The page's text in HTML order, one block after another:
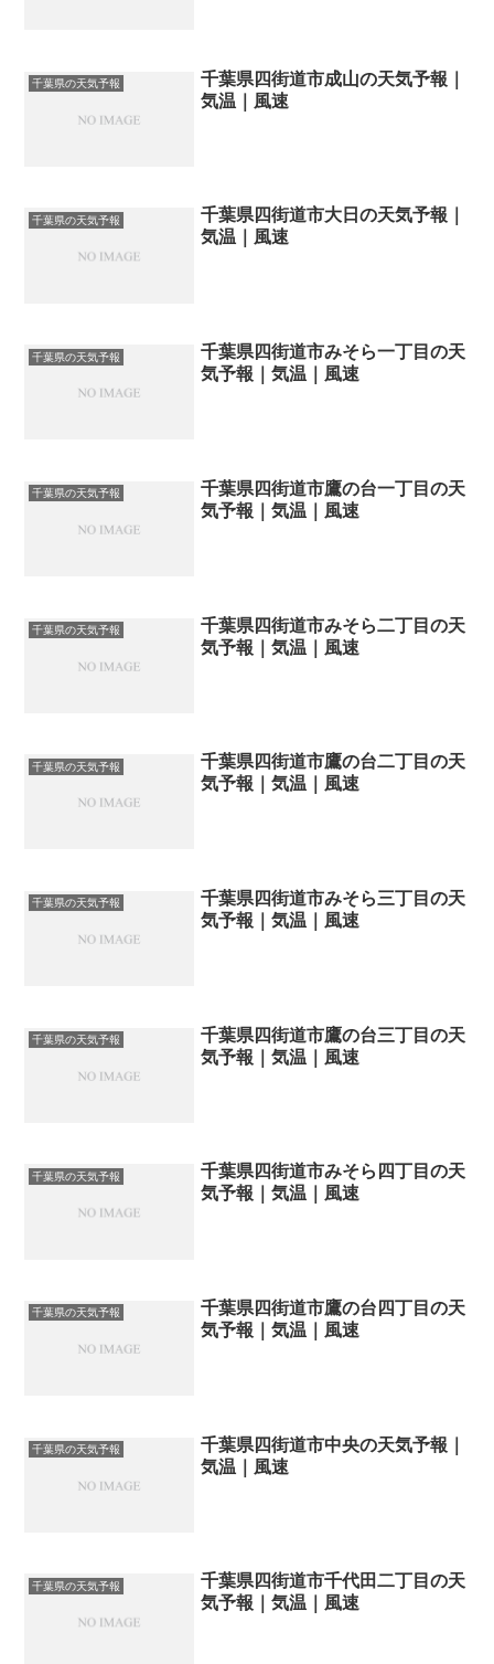
千葉県の天気予報
千葉県四街道市成山の天気予報｜
気温｜風速
千葉県の天気予報
千葉県四街道市大日の天気予報｜
気温｜風速
千葉県の天気予報
千葉県四街道市みそら一丁目の天
気予報｜気温｜風速
千葉県の天気予報
千葉県四街道市鷹の台一丁目の天
気予報｜気温｜風速
千葉県の天気予報
千葉県四街道市みそら二丁目の天
気予報｜気温｜風速
千葉県の天気予報
千葉県四街道市鷹の台二丁目の天
気予報｜気温｜風速
千葉県の天気予報
千葉県四街道市みそら三丁目の天
気予報｜気温｜風速
千葉県の天気予報
千葉県四街道市鷹の台三丁目の天
気予報｜気温｜風速
千葉県の天気予報
千葉県四街道市みそら四丁目の天
気予報｜気温｜風速
千葉県の天気予報
千葉県四街道市鷹の台四丁目の天
気予報｜気温｜風速
千葉県の天気予報
千葉県四街道市中央の天気予報｜
気温｜風速
千葉県の天気予報
千葉県四街道市千代田二丁目の天
気予報｜気温｜風速